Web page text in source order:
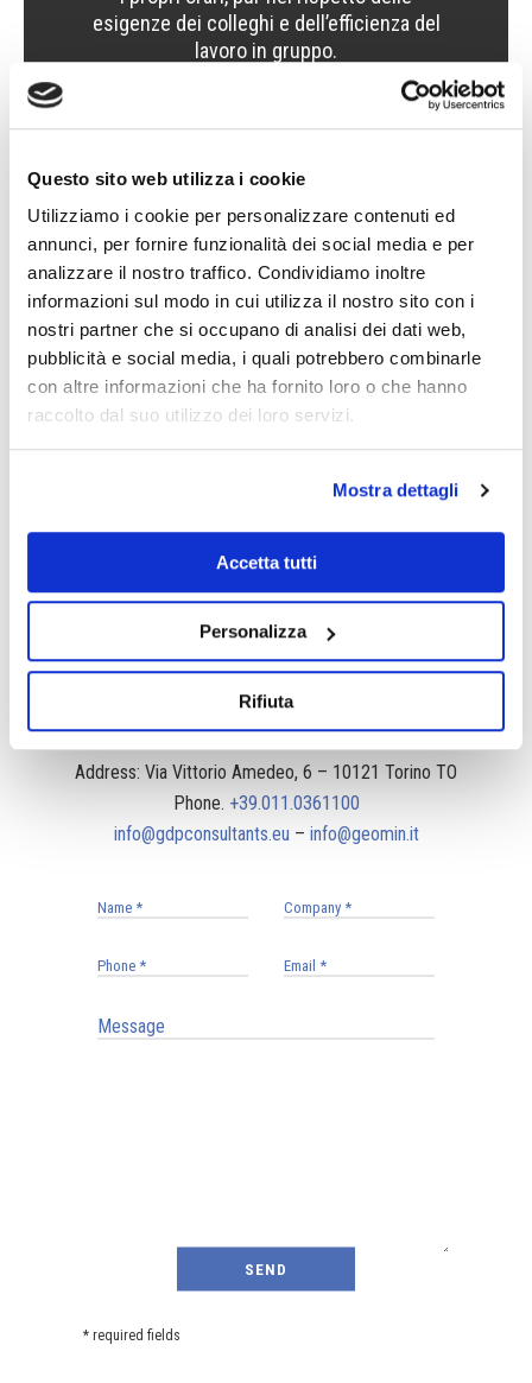
Questo sito web utilizza i cookie
Utilizziamo i cookie per personalizzare contenuti ed
annunci, per fornire funzionalità dei social media e per
analizzare il nostro traffico. Condividiamo inoltre
informazioni sul modo in cui utilizza il nostro sito con i
nostri partner che si occupano di analisi dei dati web,
pubblicità e social media, i quali potrebbero combinarle
con altre informazioni che ha fornito loro o che hanno
raccolto dal suo utilizzo dei loro servizi.
Mostra dettagli
Accetta tutti
Personalizza
Rifiuta
esigenze dei colleghi e dell’efficienza del
lavoro in gruppo.
GDP for training
GDP-GEOMIN also places the technical and scientific
training of people at the center of its attention,
Contacts
Address: Via Vittorio Amedeo, 6 – 10121 Torino TO
Phone. +39.011.0361100
info@gdpconsultants.eu – info@geomin.it
* required fields